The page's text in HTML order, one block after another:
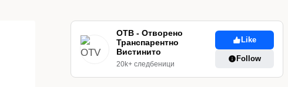
ОТВ - Отворено
Транспарентно
Вистинито
20k+ следбеници
Like
Follow